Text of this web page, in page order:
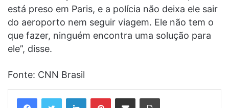
está preso em Paris, e a polícia não deixa ele sair
do aeroporto nem seguir viagem. Ele não tem o
que fazer, ninguém encontra uma solução para
ele”, disse.
Fonte: CNN Brasil
LinkedinPinterestCompartilhar via e-mail Imprimir